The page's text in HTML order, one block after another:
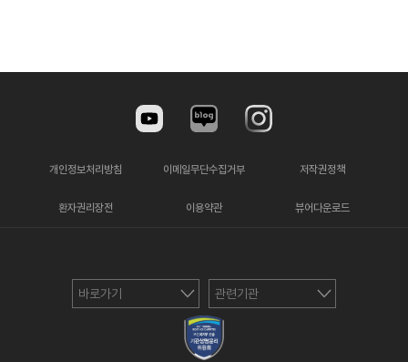
개인정보처리방침 이메일무단수집거부 저작권정책
환자권리장전 이용약관 뷰어다운로드
바로가기 관련기관